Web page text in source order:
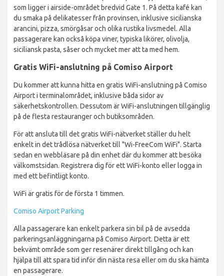
som ligger i airside-området bredvid Gate 1. På detta kafé kan
du smaka på delikatesser från provinsen, inklusive sicilianska
arancini, pizza, smörgåsar och olika rustika livsmedel. Alla
passagerare kan också köpa viner, typiska likörer, olivolja,
siciliansk pasta, såser och mycket mer att ta med hem.
Gratis WiFi-anslutning på Comiso Airport
Du kommer att kunna hitta en gratis WiFi-anslutning på Comiso
Airport i terminalområdet, inklusive båda sidor av
säkerhetskontrollen. Dessutom är WiFi-anslutningen tillgänglig
på de flesta restauranger och butiksområden.
För att ansluta till det gratis WiFi-nätverket ställer du helt
enkelt in det trådlösa nätverket till "Wi-FreeCom WiFi". Starta
sedan en webbläsare på din enhet där du kommer att besöka
välkomstsidan. Registrera dig för ett WiFi-konto eller logga in
med ett befintligt konto.
WiFi är gratis för de första 1 timmen.
Comiso Airport Parking
Alla passagerare kan enkelt parkera sin bil på de avsedda
parkeringsanläggningarna på Comiso Airport. Detta är ett
bekvämt område som ger resenärer direkt tillgång och kan
hjälpa till att spara tid inför din nästa resa eller om du ska hämta
en passagerare.